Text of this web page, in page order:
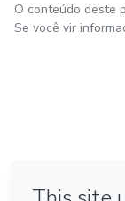
O conteúdo deste
Se você vir
Feito com ❤ na